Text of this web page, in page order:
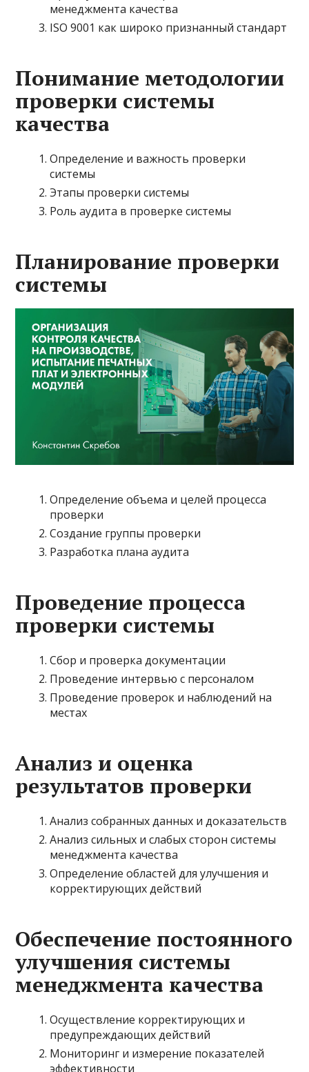
менеджмента качества
ISO 9001 как широко признанный стандарт
Понимание методологии
проверки системы
качества
Определение и важность проверки
системы
Этапы проверки системы
Роль аудита в проверке системы
Планирование проверки
системы
Определение объема и целей процесса
проверки
Создание группы проверки
Разработка плана аудита
Проведение процесса
проверки системы
Сбор и проверка документации
Проведение интервью с персоналом
Проведение проверок и наблюдений на
местах
Анализ и оценка
результатов проверки
Анализ собранных данных и доказательств
Анализ сильных и слабых сторон системы
менеджмента качества
Определение областей для улучшения и
корректирующих действий
Обеспечение постоянного
улучшения системы
менеджмента качества
Осуществление корректирующих и
предупреждающих действий
Мониторинг и измерение показателей
эффективности